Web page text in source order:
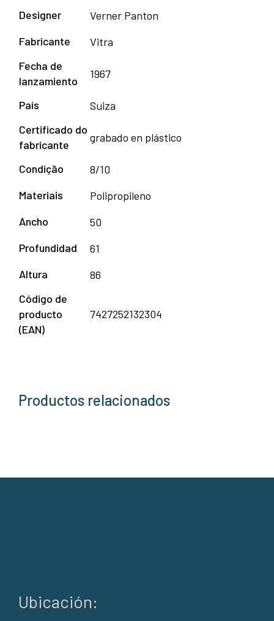
Designer
Verner Panton
Fabricante
Vitra
Fecha de
lanzamiento
1967
País
Suiza
Certificado do
fabricante
grabado en plástico
Condição
8/10
Materiais
Polipropileno
Ancho
50
Profundidad
61
Altura
86
Código de
producto
(EAN)
7427252132304
Productos relacionados
Ubicación: